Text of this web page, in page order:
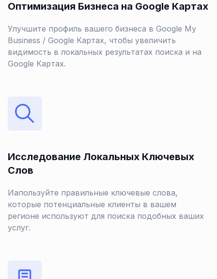
Оптимизация Бизнеса на Google Картах
Улучшите профиль вашего бизнеса в Google My
Business / Google Картах, чтобы увеличить
видимость в локальных результатах поиска и на
Google Картах.
Исследование Локальных Ключевых
Слов
Иапользуйте правильные ключевые слова,
которые потенциальные клиенты в вашем
регионе используют для поиска подобных ваших
услуг.